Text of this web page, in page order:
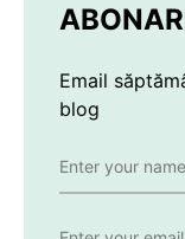
Email
blog